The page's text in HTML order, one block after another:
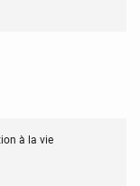
à la vie